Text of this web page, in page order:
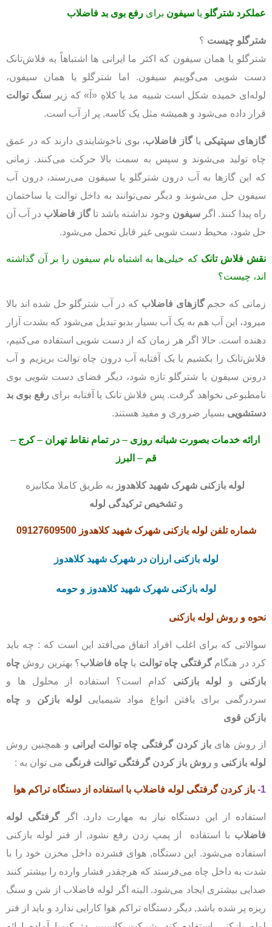
عملکرد شترگلو یا سیفون برای رفع بوی بد فاضلاب
شترگلو چیست ؟
شترگلو يا همان سيفون که اکثر ما ایرانی ها اشتباهاً به فلاش‌تانک
دست شویی می‌گوییم سيفون. اما شترگلو یا همان سیفون،
لوله‌ای خميده شکل است شبيه مد يا کلاهِ «آ» که زير سنگ توالت
قرار داده می‌شود و هميشه مثل يک کاسه, پر از آب است.
گازهای سپتیکی یاگاز فاضلاب، بوی ناخوشايندی دارند که در عمق
چاه تولید می‌شوند و سپس به سمت بالا حرکت می‌کنند. زمانی
که اين گازها به آب درون شترگلو یا سیفون می‌رسند، درون آب
سیفون حل می‌شوند و ديگر نمی‌توانند به داخل توالت یا ساختمان
راه پيدا کنند. اگر سيفون وجود نداشته باشد تاگاز فاضلاب در آب آن
حل شود، محيط دست‌ شویی غير قابل تحمل می‌شود.
نقش فلاش‌ تانک که خیلی‌ها به اشتباه نام سيفون را بر آن گذاشته‌
اند، چيست؟
زمانی که حجمگازهای فاضلاب که در آب شترگلو حل شده اند بالا
میرود، این آب هم به يک آب بسیار بدبو تبديل می‌شود که بشدت آزار
دهنده است. حالا اگر هر زمان که از دست شویی استفاده می‌کنیم،
فلاش‌تانک را بکشیم یا یک آفتابه آب درون چاه توالت بریزیم و آب
درونن سيفون یا شترگلو تازه شود، ديگر فضای دست شویی بوی
نامطبوعی نخواهد گرفت. پس فلاش تانک یا آفتابه برایرفع بوی بد
دستشویی بسیار ضروری و مفید هستند.
ارائه خدمات بصورت شبانه روزی – در تمام نقاط تهران – کرج –
قم – البرز
لوله بازکنی شهرک شهید کلاهدوز به طریق کاملا مکانیزه
وتشخیص ترکیدگی لوله
شماره تلفن لوله بازکنی شهرک شهید کلاهدوز 09127609500
لوله بازکنی ارزان در شهرک شهید کلاهدوز
لوله بازکنی شهرک شهید کلاهدوز و حومه
نحوه و روش لوله بازکنی
سوالاتی که برای اغلب افراد اتفاق می‌افتد این است که : چه باید
کرد در هنگامگرفتگی چاه توالت یا چاه فاضلاب؟ بهترین روش چاه
بازکنی و لوله بازکنی کدام است؟ استفاده از محلول ها و
سردرگمی برای یافتن انواع مواد شیمیایی لوله بازکن و چاه
بازکن قوی
از روش های باز کردن گرفتگی چاه توالت ایرانی و همچنین روش
لوله بازکنی و روش باز کردن گرفتگی توالت فرنگی می توان به :
1- باز کردن گرفتگی لوله فاضلاب با استفاده از دستگاه تراکم هوا
استفاده از این دستگاه نیاز به مهارت دارد. اگرگرفتگی لوله
فاضلاب با استفاده از پمپ زدن رفع نشود, از فنر لوله بازکنی
استفاده می‌شود. این دستگاه, هوای فشرده داخل مخزن خود را با
شدت به داخل چاه می‌فرستد که هرچقدر فشار وارده را بیشتر کنند
صدایی بیشتری ایجاد می‌شود. البته اگر لوله فاضلاب از شن و سنگ
ریزه پر شده باشد, دیگر دستگاه تراکم هوا کارایی ندارد و باید از فنر